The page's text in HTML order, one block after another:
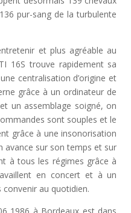
pur-sang de la turbulente
et plus agréable au
16S trouve rapidement sa
centralisation d’origine et
grâce à un ordinateur de
un assemblage soigné, on
sont souples et le
grâce à une insonorisation
avance sur son temps et sur
à tous les régimes grâce à
en concert et à un
au quotidien.
1986 à Bordeaux est dans